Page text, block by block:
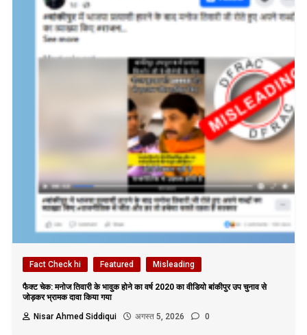
Fact Check hi Featured Misleading
फैक्ट चेक: मनोज तिवारी के भावुक होने का वर्ष 2020 का वीडियो बांकीपुर उप चुनाव से
जोड़कर भ्रामक दावा किया गया
Nisar Ahmed Siddiqui
अगस्त 5, 2026 0